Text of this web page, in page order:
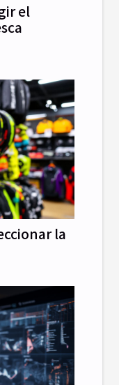
el
la